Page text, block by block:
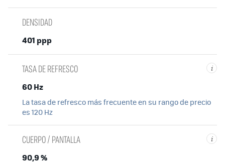
DENSIDAD
401 ppp
i
TASA DE REFRESCO
60 Hz
La tasa de refresco más frecuente en su rango de precio
es 120 Hz
i
CUERPO / PANTALLA
90,9 %